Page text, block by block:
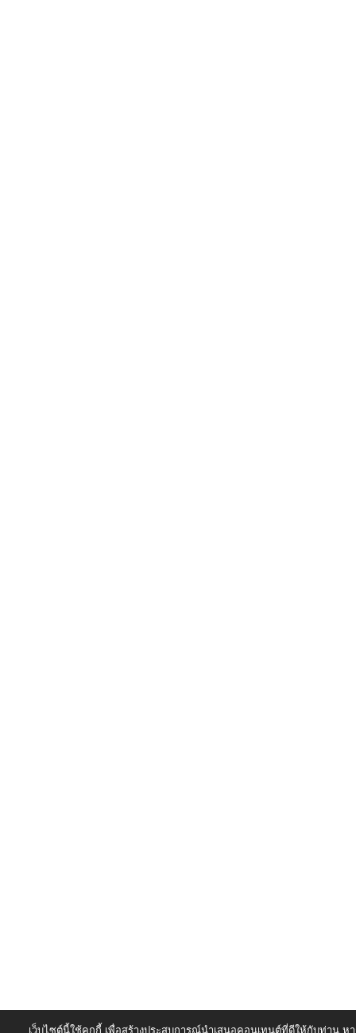
เว็บไซต์นี้ใช้คุกกี้ เพื่อสร้างประสบการณ์นำเสนอคอนเทนต์ที่ดีให้กับท่าน